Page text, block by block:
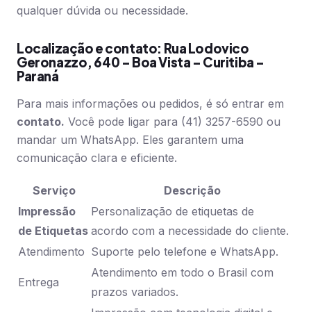
qualquer dúvida ou necessidade.
Localização e contato: Rua Lodovico
Geronazzo, 640 – Boa Vista – Curitiba –
Paraná
Para mais informações ou pedidos, é só entrar em
contato. Você pode ligar para (41) 3257-6590 ou
mandar um WhatsApp. Eles garantem uma
comunicação clara e eficiente.
Serviço
Descrição
Impressão
de Etiquetas
Personalização de etiquetas de
acordo com a necessidade do cliente.
Atendimento Suporte pelo telefone e WhatsApp.
Entrega
Atendimento em todo o Brasil com
prazos variados.